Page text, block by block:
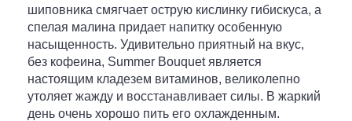
шиповника смягчает острую кислинку гибискуса, а
спелая малина придает напитку особенную
насыщенность. Удивительно приятный на вкус,
без кофеина, Summer Bouquet является
настоящим кладезем витаминов, великолепно
утоляет жажду и восстанавливает силы. В жаркий
день очень хорошо пить его охлажденным.